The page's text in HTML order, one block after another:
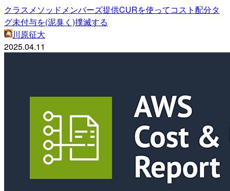
クラスメソッドメンバーズ提供CURを使ってコスト配分タ
グ未付与を(泥臭く)撲滅する
川原征大
2025.04.11